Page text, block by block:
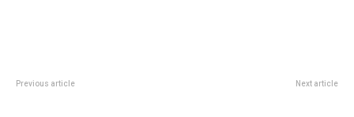
Previous article Next article